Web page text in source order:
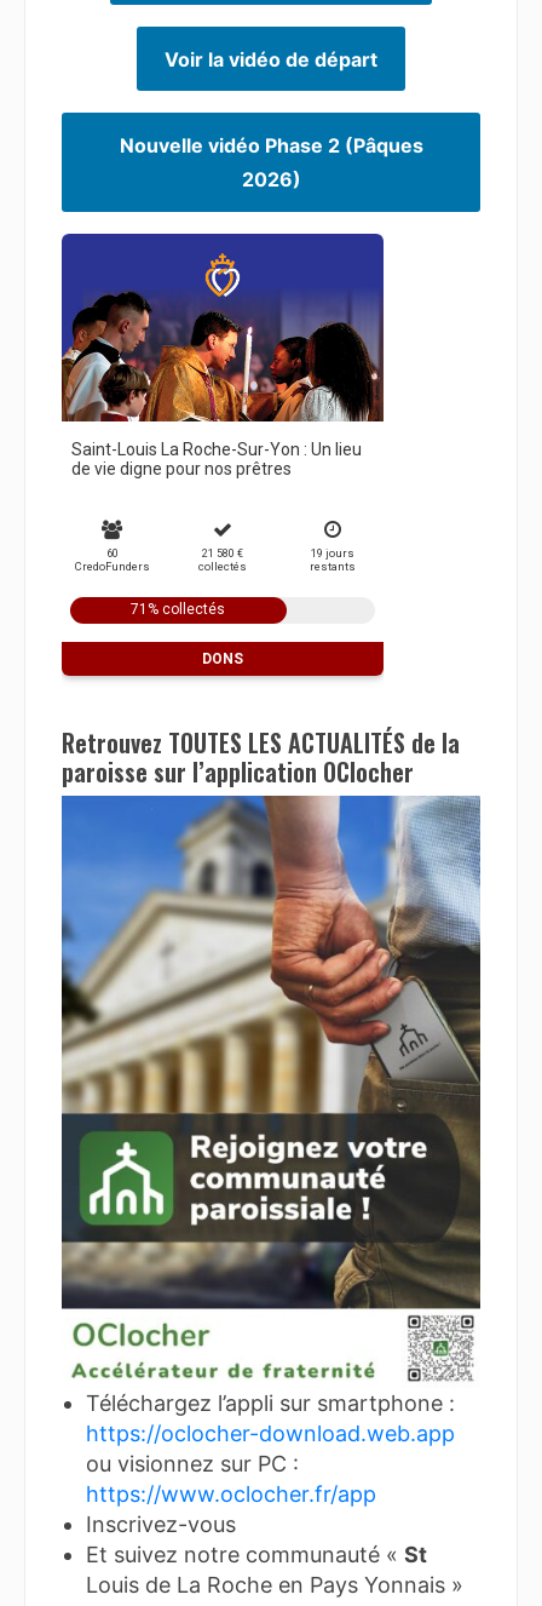
Voir la vidéo de départ
Nouvelle vidéo Phase 2 (Pâques
2026)
Retrouvez TOUTES LES ACTUALITÉS de la
paroisse sur l’application OClocher
Téléchargez l’appli sur smartphone :
https://oclocher-download.web.app
ou visionnez sur PC :
https://www.oclocher.fr/app
Inscrivez-vous
Et suivez notre communauté « St
Louis de La Roche en Pays Yonnais »